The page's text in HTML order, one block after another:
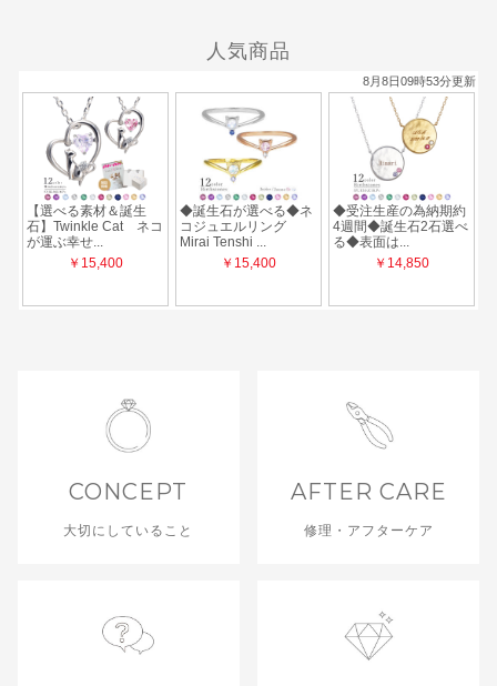
人気商品
CONCEPT
大切にしていること
AFTER CARE
修理・アフターケア